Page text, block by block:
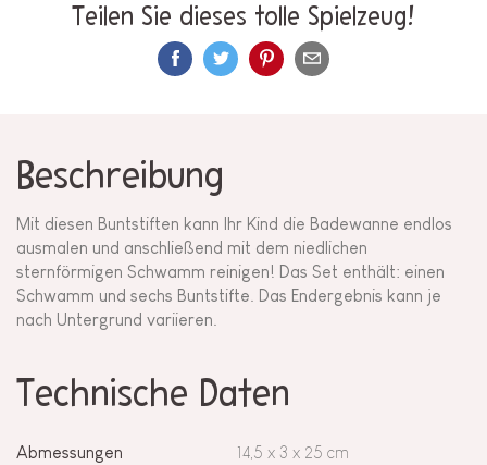
Teilen Sie dieses tolle Spielzeug!
Beschreibung
Mit diesen Buntstiften kann Ihr Kind die Badewanne endlos
ausmalen und anschließend mit dem niedlichen
sternförmigen Schwamm reinigen! Das Set enthält: einen
Schwamm und sechs Buntstifte. Das Endergebnis kann je
nach Untergrund variieren.
Technische Daten
Abmessungen 14,5 x 3 x 25 cm